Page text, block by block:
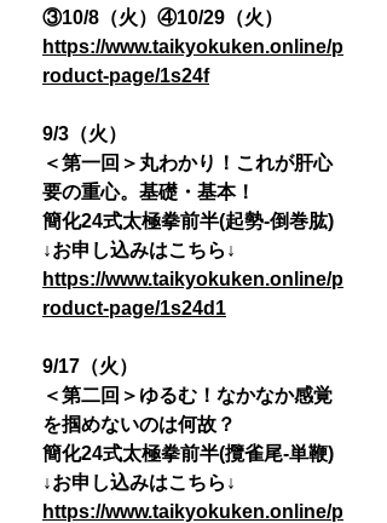
③10/8（火）④10/29（火）
https://www.taikyokuken.online/p
roduct-page/1s24f
9/3（火）
＜第一回＞丸わかり！これが肝心
要の重心。基礎・基本！
簡化24式太極拳前半(起勢-倒巻肱)
↓お申し込みはこちら↓
https://www.taikyokuken.online/p
roduct-page/1s24d1
9/17（火）
＜第二回＞ゆるむ！なかなか感覚
を掴めないのは何故？
簡化24式太極拳前半(攬雀尾-単鞭)
↓お申し込みはこちら↓
https://www.taikyokuken.online/p